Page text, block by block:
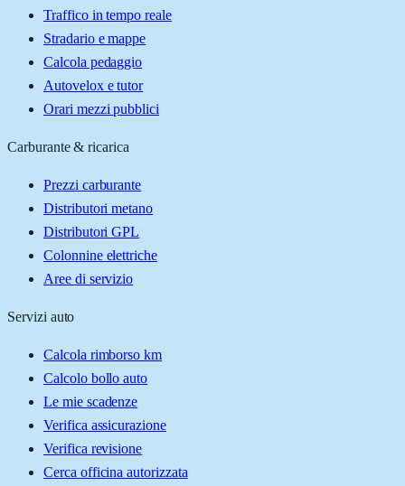
Traffico in tempo reale
Stradario e mappe
Calcola pedaggio
Autovelox e tutor
Orari mezzi pubblici
Carburante & ricarica
Prezzi carburante
Distributori metano
Distributori GPL
Colonnine elettriche
Aree di servizio
Servizi auto
Calcola rimborso km
Calcolo bollo auto
Le mie scadenze
Verifica assicurazione
Verifica revisione
Cerca officina autorizzata